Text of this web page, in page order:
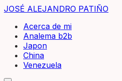
JOSÉ ALEJANDRO PATIÑO
Acerca de mi
Analema b2b
Japon
China
Venezuela